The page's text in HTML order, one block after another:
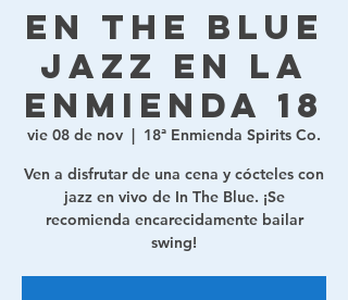
En The Blue
Jazz en la
Enmienda 18
vie 08 de nov
  |
18ª Enmienda Spirits Co.
Ven a disfrutar de una cena y cócteles con
jazz en vivo de In The Blue. ¡Se
recomienda encarecidamente bailar
swing!